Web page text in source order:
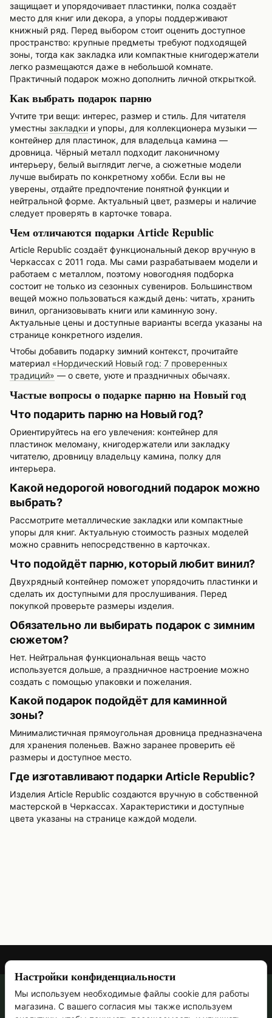
защищает и упорядочивает пластинки, полка создаёт
место для книг или декора, а упоры поддерживают
книжный ряд. Перед выбором стоит оценить доступное
пространство: крупные предметы требуют подходящей
зоны, тогда как закладка или компактные книгодержатели
легко размещаются даже в небольшой комнате.
Практичный подарок можно дополнить личной открыткой.
Как выбрать подарок парню
Учтите три вещи: интерес, размер и стиль. Для читателя
уместны закладки и упоры, для коллекционера музыки —
контейнер для пластинок, для владельца камина —
дровница. Чёрный металл подходит лаконичному
интерьеру, белый выглядит легче, а сюжетные модели
лучше выбирать по конкретному хобби. Если вы не
уверены, отдайте предпочтение понятной функции и
нейтральной форме. Актуальный цвет, размеры и наличие
следует проверять в карточке товара.
Чем отличаются подарки Article Republic
Article Republic создаёт функциональный декор вручную в
Черкассах с 2011 года. Мы сами разрабатываем модели и
работаем с металлом, поэтому новогодняя подборка
состоит не только из сезонных сувениров. Большинством
вещей можно пользоваться каждый день: читать, хранить
винил, организовывать книги или каминную зону.
Актуальные цены и доступные варианты всегда указаны на
странице конкретного изделия.
Чтобы добавить подарку зимний контекст, прочитайте
материал «Нордический Новый год: 7 проверенных
традиций» — о свете, уюте и праздничных обычаях.
Частые вопросы о подарке парню на Новый год
Что подарить парню на Новый год?
Ориентируйтесь на его увлечения: контейнер для
пластинок меломану, книгодержатели или закладку
читателю, дровницу владельцу камина, полку для
интерьера.
Какой недорогой новогодний подарок можно
выбрать?
Рассмотрите металлические закладки или компактные
упоры для книг. Актуальную стоимость разных моделей
можно сравнить непосредственно в карточках.
Что подойдёт парню, который любит винил?
Двухрядный контейнер поможет упорядочить пластинки и
сделать их доступными для прослушивания. Перед
покупкой проверьте размеры изделия.
Обязательно ли выбирать подарок с зимним
сюжетом?
Нет. Нейтральная функциональная вещь часто
используется дольше, а праздничное настроение можно
создать с помощью упаковки и пожелания.
Какой подарок подойдёт для каминной
зоны?
Минималистичная прямоугольная дровница предназначена
для хранения поленьев. Важно заранее проверить её
размеры и доступное место.
Где изготавливают подарки Article Republic?
Изделия Article Republic создаются вручную в собственной
мастерской в Черкассах. Характеристики и доступные
цвета указаны на странице каждой модели.
067 473-69-90
Настройки конфиденциальности
Мы используем необходимые файлы cookie для работы
магазина. С вашего согласия мы также используем